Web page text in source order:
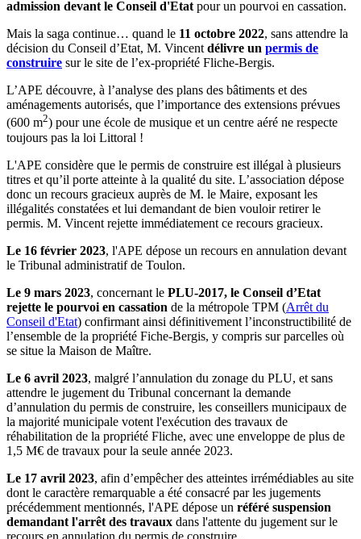
admission devant le Conseil d'Etat pour un pourvoi en cassation.
Mais la saga continue… quand le 11 octobre 2022, sans attendre la
décision du Conseil d’Etat, M. Vincent délivre un permis de
construire sur le site de l’ex-propriété Fliche-Bergis.
L’APE découvre, à l’analyse des plans des bâtiments et des
aménagements autorisés, que l’importance des extensions prévues
(600 m2) pour une école de musique et un centre aéré ne respecte
toujours pas la loi Littoral !
L'APE considère que le permis de construire est illégal à plusieurs
titres et qu’il porte atteinte à la qualité du site. L’association dépose
donc un recours gracieux auprès de M. le Maire, exposant les
illégalités constatées et lui demandant de bien vouloir retirer le
permis. M. Vincent rejette immédiatement ce recours gracieux.
Le 16 février 2023, l'APE dépose un recours en annulation devant
le Tribunal administratif de Toulon.
Le 9 mars 2023, concernant le PLU-2017, le Conseil d’Etat
rejette le pourvoi en cassation de la métropole TPM (Arrêt du
Conseil d'Etat) confirmant ainsi définitivement l’inconstructibilité de
l’ensemble de la propriété Fiche-Bergis, y compris sur parcelles où
se situe la Maison de Maître.
Le 6 avril 2023, malgré l’annulation du zonage du PLU, et sans
attendre le jugement du Tribunal concernant la demande
d’annulation du permis de construire, les conseillers municipaux de
la majorité municipale votent l'exécution des travaux de
réhabilitation de la propriété Fliche, avec une enveloppe de plus de
1,5 M€ de travaux pour la seule année 2023.
Le 17 avril 2023, afin d’empêcher des atteintes irrémédiables au site
dont le caractère remarquable a été consacré par les jugements
précédemment mentionnés, l'APE dépose un référé suspension
demandant l'arrêt des travaux dans l'attente du jugement sur le
recours en annulation du permis de construire.